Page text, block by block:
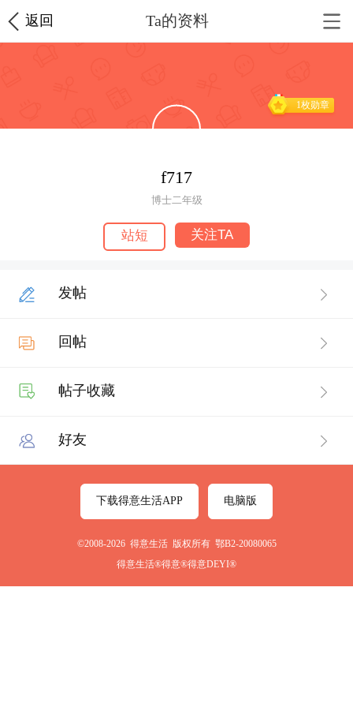
返回 Ta的资料
1枚勋章
f717
博士二年级
站短 关注TA
发帖
回帖
帖子收藏
好友
下载得意生活APP 电脑版
©2008-2026 得意生活 版权所有 鄂B2-20080065
得意生活®得意®得意DEYI®